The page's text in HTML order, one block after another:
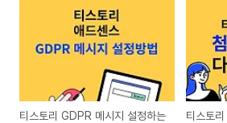
티스토리 GDPR 메시지 설정하는
티스토